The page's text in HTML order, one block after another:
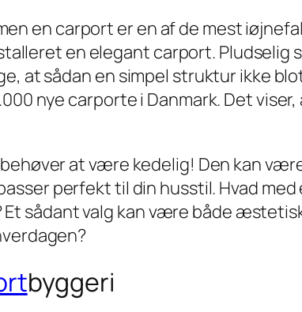
en carport er en af de mest
en elegant carport. Pludselig
at sådan en simpel struktur ikke
nye carporte i Danmark. Det
at være kedelig! Den kan
perfekt til din husstil. Hvad
sådant valg kan være både
byggeri